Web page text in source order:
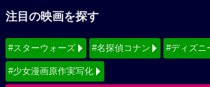
注目の映画を探す
#スターウォーズ #名探偵コナン #ディズニ
#少女漫画原作実写化